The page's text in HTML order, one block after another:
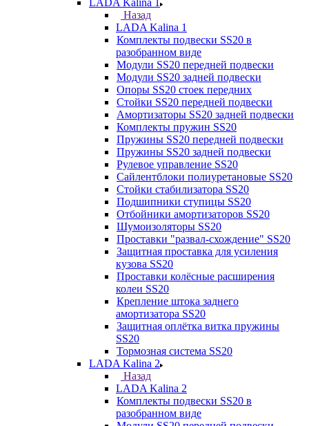
LADA Kalina 1
Назад
LADA Kalina 1
Комплекты подвески SS20 в
разобранном виде
Модули SS20 передней подвески
Модули SS20 задней подвески
Опоры SS20 стоек передних
Стойки SS20 передней подвески
Амортизаторы SS20 задней подвески
Комплекты пружин SS20
Пружины SS20 передней подвески
Пружины SS20 задней подвески
Рулевое управление SS20
Сайлентблоки полиуретановые SS20
Стойки стабилизатора SS20
Подшипники ступицы SS20
Отбойники амортизаторов SS20
Шумоизоляторы SS20
Проставки "развал-схождение" SS20
Защитная проставка для усиления
кузова SS20
Проставки колёсные расширения
колеи SS20
Крепление штока заднего
амортизатора SS20
Защитная оплётка витка пружины
SS20
Тормозная система SS20
LADA Kalina 2
Назад
LADA Kalina 2
Комплекты подвески SS20 в
разобранном виде